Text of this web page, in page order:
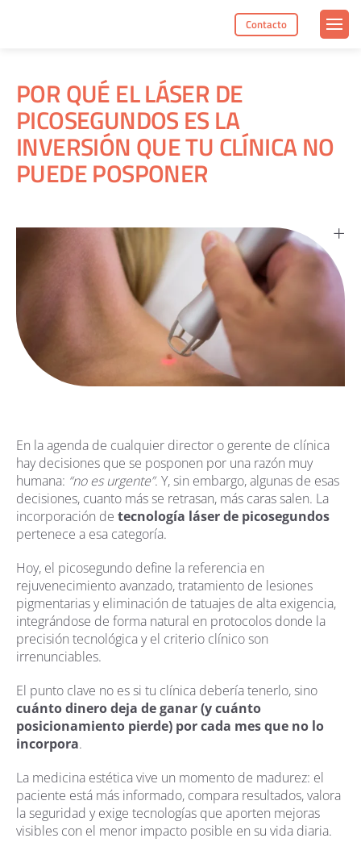
Contacto
POR QUÉ EL LÁSER DE
PICOSEGUNDOS ES LA
INVERSIÓN QUE TU CLÍNICA NO
PUEDE POSPONER
En la agenda de cualquier director o gerente de clínica
hay decisiones que se posponen por una razón muy
humana: “no es urgente”. Y, sin embargo, algunas de esas
decisiones, cuanto más se retrasan, más caras salen. La
incorporación de tecnología láser de picosegundos
pertenece a esa categoría.
Hoy, el picosegundo define la referencia en
rejuvenecimiento avanzado, tratamiento de lesiones
pigmentarias y eliminación de tatuajes de alta exigencia,
integrándose de forma natural en protocolos donde la
precisión tecnológica y el criterio clínico son
irrenunciables.
El punto clave no es si tu clínica debería tenerlo, sino
cuánto dinero deja de ganar (y cuánto
posicionamiento pierde) por cada mes que no lo
incorpora.
La medicina estética vive un momento de madurez: el
paciente está más informado, compara resultados, valora
la seguridad y exige tecnologías que aporten mejoras
visibles con el menor impacto posible en su vida diaria.